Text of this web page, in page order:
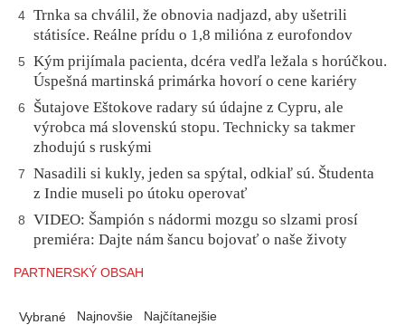
4 Trnka sa chválil, že obnovia nadjazd, aby ušetrili
státisíce. Reálne prídu o 1,8 milióna z eurofondov
5
Kým prijímala pacienta, dcéra vedľa ležala s horúčkou.
Úspešná martinská primárka hovorí o cene kariéry
6
Šutajove Eštokove radary sú údajne z Cypru, ale
výrobca má slovenskú stopu. Technicky sa takmer
zhodujú s ruskými
7
Nasadili si kukly, jeden sa spýtal, odkiaľ sú. Študenta
z Indie museli po útoku operovať
8
VIDEO: Šampión s nádormi mozgu so slzami prosí
premiéra: Dajte nám šancu bojovať o naše životy
PARTNERSKÝ OBSAH
Vybrané Najnovšie Najčítanejšie